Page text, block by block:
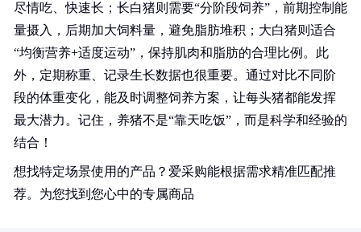
尽情吃、快速长；长白猪则需要“分阶段饲养”，前期控制能
量摄入，后期加大饲料量，避免脂肪堆积；大白猪则适合
“均衡营养+适度运动”，保持肌肉和脂肪的合理比例。此
外，定期称重、记录生长数据也很重要。通过对比不同阶
段的体重变化，能及时调整饲养方案，让每头猪都能发挥
最大潜力。记住，养猪不是“靠天吃饭”，而是科学和经验的
结合！
想找特定场景使用的产品？爱采购能根据需求精准匹配推
荐。为您找到您心中的专属商品